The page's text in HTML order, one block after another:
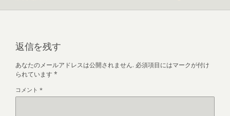
返信を残す
あなたのメールアドレスは公開されません. 必須項目にはマークが付け
られています *
コメント *